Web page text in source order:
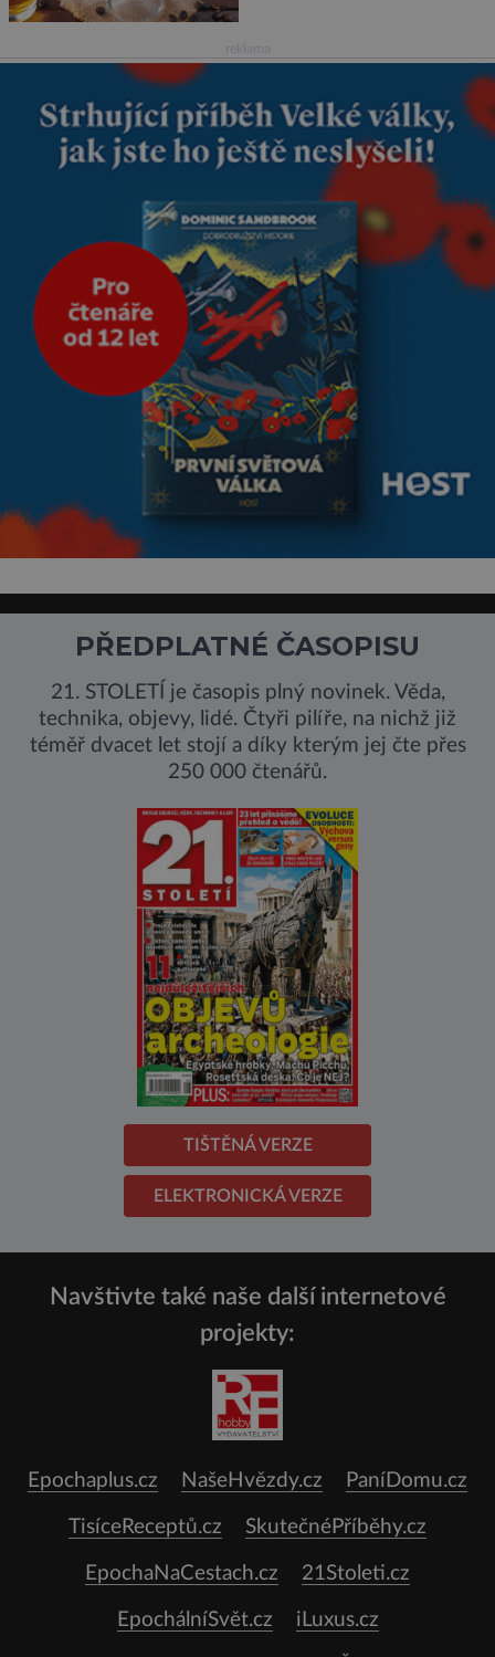
PŘEDPLATNÉ ČASOPISU
21. STOLETÍ je časopis plný novinek. Věda,
technika, objevy, lidé. Čtyři pilíře, na nichž již
téměř dvacet let stojí a díky kterým jej čte přes
250 000 čtenářů.
TIŠTĚNÁ VERZE
ELEKTRONICKÁ VERZE
Navštivte také naše další internetové
projekty:
Epochaplus.cz NašeHvězdy.cz PaníDomu.cz
TisíceReceptů.cz SkutečnéPříběhy.cz
EpochaNaCestach.cz 21Stoleti.cz
EpochálníSvět.cz iLuxus.cz